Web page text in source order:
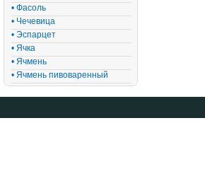
• Фасоль
• Чечевица
• Эспарцет
• Ячка
• Ячмень
• Ячмень пивоваренный